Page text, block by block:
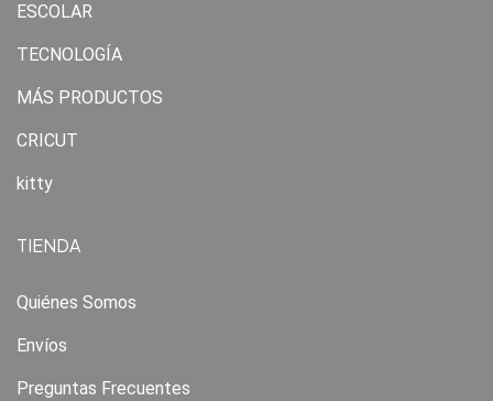
ESCOLAR
TECNOLOGÍA
MÁS PRODUCTOS
CRICUT
kitty
TIENDA
Quiénes Somos
Envíos
Preguntas Frecuentes